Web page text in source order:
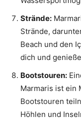
Strände:
Strände,
Beach und den
dich und
Bootstouren:
Marmaris ist ein
Bootstouren
Höhlen und